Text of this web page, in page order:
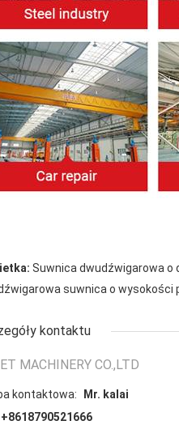
Suwnica dwudźwigarowa o
suwnica o wysokości
kontaktu
MACHINERY CO.,LTD
kontaktowa:
Mr. kalai
+8618790521666